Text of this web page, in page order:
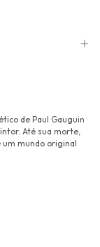
de Paul Gauguin
Até sua morte,
mundo original